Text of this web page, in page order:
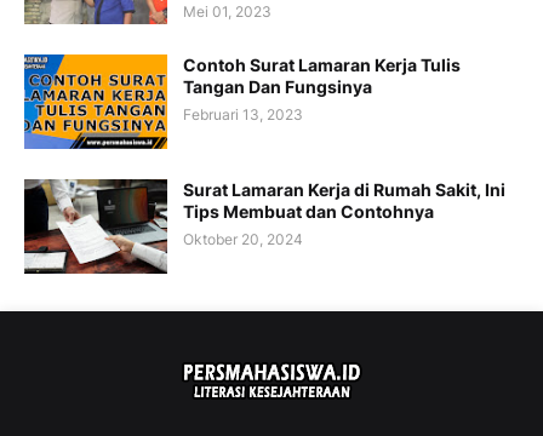
Mei 01, 2023
Contoh Surat Lamaran Kerja Tulis
Tangan Dan Fungsinya
Februari 13, 2023
Surat Lamaran Kerja di Rumah Sakit, Ini
Tips Membuat dan Contohnya
Oktober 20, 2024